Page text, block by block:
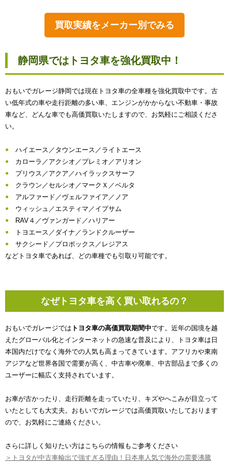
買取実績をメーカー別でみる
静岡県ではトヨタ車を強化買取中！
おもいでガレージ静岡では現在トヨタ車の全車種を強化買取中です。古
い低年式の車や走行距離の多い車、エンジンがかからない不動車・事故
車など、どんな車でも高価買取いたしますので、お気軽にご相談くださ
い。
ハイエース／タウンエース／ライトエース
カローラ／アクシオ／プレミオ／アリオン
プリウス／アクア／ハイラックスサーフ
クラウン／セルシオ／マークＸ／ベルタ
アルファード／ヴェルファイア／ノア
ウィッシュ／エスティマ／イプサム
RAV４／ヴァンガード／ハリアー
トヨエース／ダイナ／ランドクルーザー
サクシード／プロボックス／レジアス
などトヨタ車であれば、どの車種でも引取り可能です。
なぜトヨタ車を高く買い取れるの？
おもいでガレージでは トヨタ車の高価買取期間中です。近年の国境を越
えたグローバル化とインターネットの急速な普及により、トヨタ車は日
本国内だけでなく海外での人気も高まってきています。アフリカや東南
アジアなど世界各国で需要が高く、中古車や廃車、中古部品まで多くの
ユーザーに幅広く支持されています。
お車が古かったり、走行距離を走っていたり、キズやへこみが目立って
いたとしても大丈夫。おもいでガレージでは高価買取いたしております
ので、お気軽にご連絡ください。
さらに詳しく知りたい方はこちらの情報もご参考ください
＞トヨタが中古車輸出で強すぎる理由！日本車人気で海外の需要沸騰